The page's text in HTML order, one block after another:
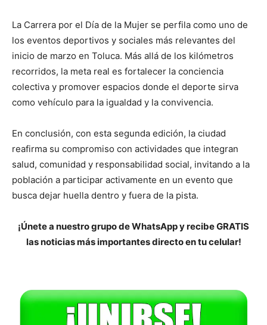
La Carrera por el Día de la Mujer se perfila como uno de
los eventos deportivos y sociales más relevantes del
inicio de marzo en Toluca. Más allá de los kilómetros
recorridos, la meta real es fortalecer la conciencia
colectiva y promover espacios donde el deporte sirva
como vehículo para la igualdad y la convivencia.
En conclusión, con esta segunda edición, la ciudad
reafirma su compromiso con actividades que integran
salud, comunidad y responsabilidad social, invitando a la
población a participar activamente en un evento que
busca dejar huella dentro y fuera de la pista.
¡Únete a nuestro grupo de WhatsApp y recibe GRATIS
las noticias más importantes directo en tu celular!